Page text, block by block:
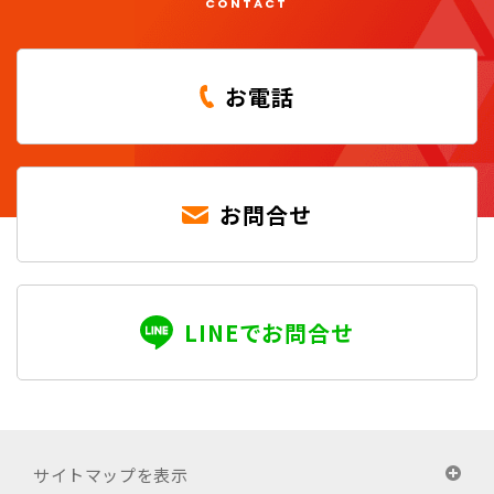
お電話
お問合せ
LINEでお問合せ
サイトマップを表示